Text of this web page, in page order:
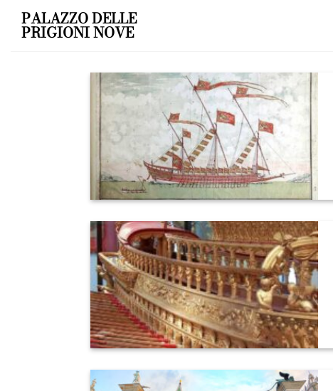
Skip
content
PALAZZO DELLE
PRIGIONI NOVE